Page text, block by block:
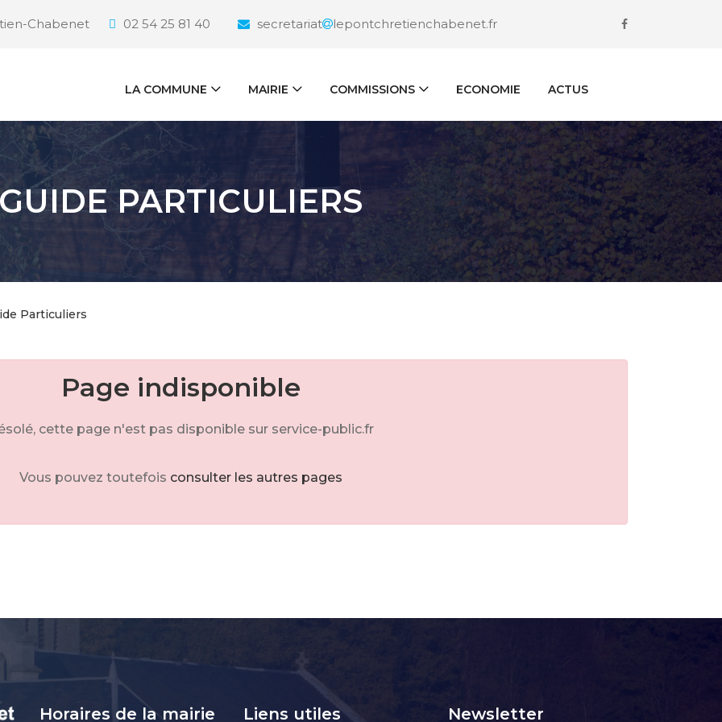
Chabenet 02 54 25 81 40 secretariat lepontchretienchabenet.fr
LA COMMUNE MAIRIE COMMISSIONS ECONOMIE ACTUS
PARTICULIERS
Particuliers
Page indisponible
cette page n'est pas disponible sur service-public.fr
Vous pouvez toutefois consulter les autres pages
Horaires de la mairie Liens utiles Newsletter